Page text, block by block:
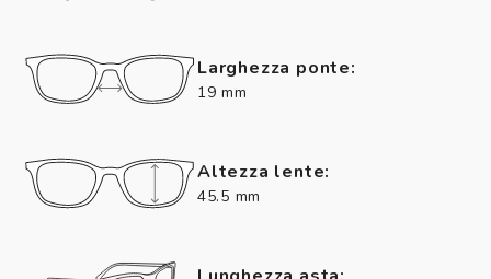
Larghezza ponte:
19 mm
Altezza lente:
45.5 mm